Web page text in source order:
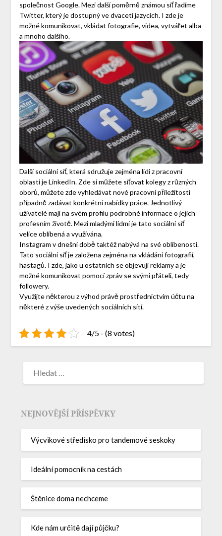
společnost Google. Mezi další poměrně známou síť řadíme
Twitter, který je dostupný ve dvaceti jazycích. I zde je
možné komunikovat, vkládat fotografie, videa, vytvářet alba
a mnoho dalšího.
Další sociální síť, která sdružuje zejména lidi z pracovní
oblasti je LinkedIn. Zde si můžete síťovat kolegy z různých
oborů, můžete zde vyhledávat nové pracovní příležitosti
případně zadávat konkrétní nabídky práce. Jednotlivý
uživatelé mají na svém profilu podrobné informace o jejich
profesním životě. Mezi mladými lidmi je tato sociální síť
velice oblíbená a využívána.
Instagram v dnešní době taktéž nabývá na své oblíbenosti.
Tato sociální síť je založena zejména na vkládání fotografií,
hastagů. I zde, jako u ostatních se objevují reklamy a je
možné komunikovat pomocí zpráv se svými přáteli, tedy
followery.
Využijte některou z výhod právě prostřednictvím účtu na
některé z výše uvedených sociálních sítí.
4/5 - (8 votes)
NEJNOVĚJŠÍ PŘÍSPĚVKY
Výcvikové středisko pro tandemové seskoky
Ideální pomocník na cestách
Štěnice doma nechceme
Kde nám určitě dají půjčku?